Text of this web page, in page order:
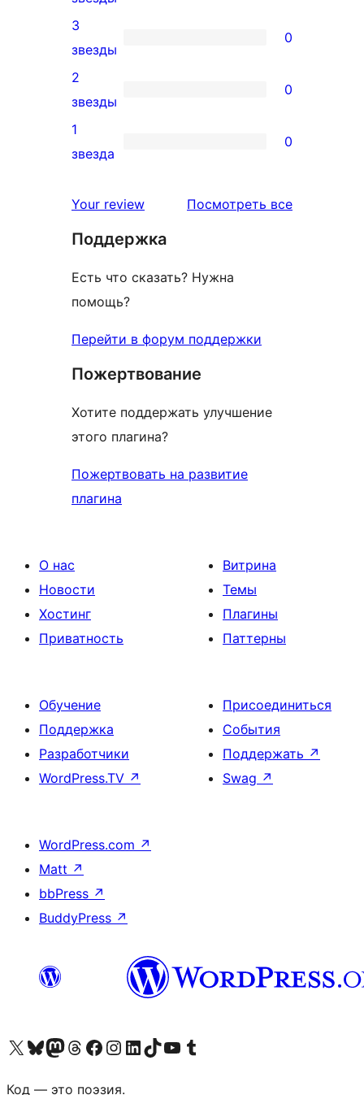
звездный
отзыв
4-
звездный
отзыв
0
3-
звездный
отзыв
3
звезды
0
0
2-
звездный
2
звезды
0
0
звездный
1
звезда
0
Your review Посмотреть всеотзывы
Поддержка
Есть что сказать? Нужна
помощь?
Перейти в форум поддержки
Пожертвование
Хотите поддержать улучшение
этого плагина?
Пожертвовать на развитие
плагина
О нас
Новости
Хостинг
Приватность
Витрина
Темы
Плагины
Паттерны
Обучение
Поддержка
Разработчики
WordPress.TV ↗
Присоединиться
События
Поддержать ↗
Swag ↗
WordPress.com ↗
Matt ↗
bbPress ↗
BuddyPress ↗
Посетите нас в X (ранее Twitter)
Посетите нашу учётную запись в Bluesky
Посетите нашу ленту в Mastodon
Посетите нашу учётную запись в Threads
Посетите нашу страницу на Facebook
Посетите наш Instagram
Посетите нашу страницу в LinkedIn
Посетите нашу учётную запись в TikTok
Посетите наш канал YouTube
Посетите нашу учётную запись в Tumblr
Код — это поэзия.